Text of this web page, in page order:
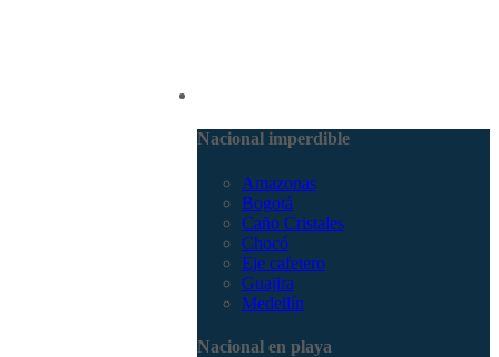
Nacional imperdible
Amazonas
Bogotá
Caño Cristales
Chocó
Eje cafetero
Guajira
Medellín
Nacional en playa